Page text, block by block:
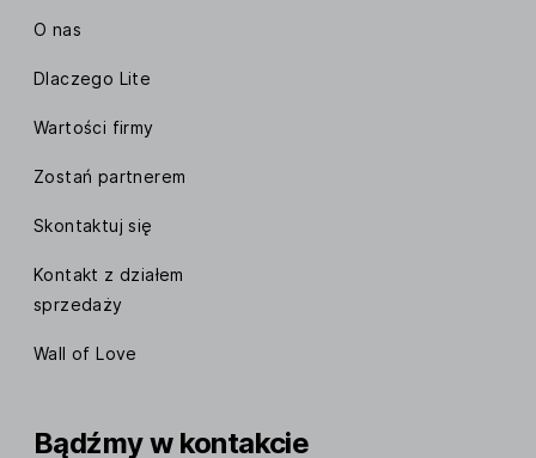
O nas
Dlaczego Lite
Wartości firmy
Zostań partnerem
Skontaktuj się
Kontakt z działem
sprzedaży
Wall of Love
Bądźmy w kontakcie